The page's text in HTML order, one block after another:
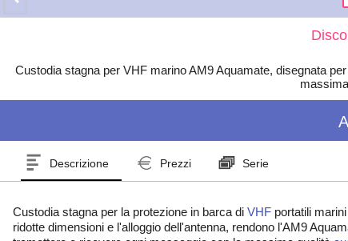
Custodia stagna per VHF marino AM9 Aquamate, disegnata
Descrizione Prezzi Serie
Custodia stagna per la protezione in barca di VHF portatili
ridotte dimensioni e l'alloggio dell'antenna, rendono l'AM9